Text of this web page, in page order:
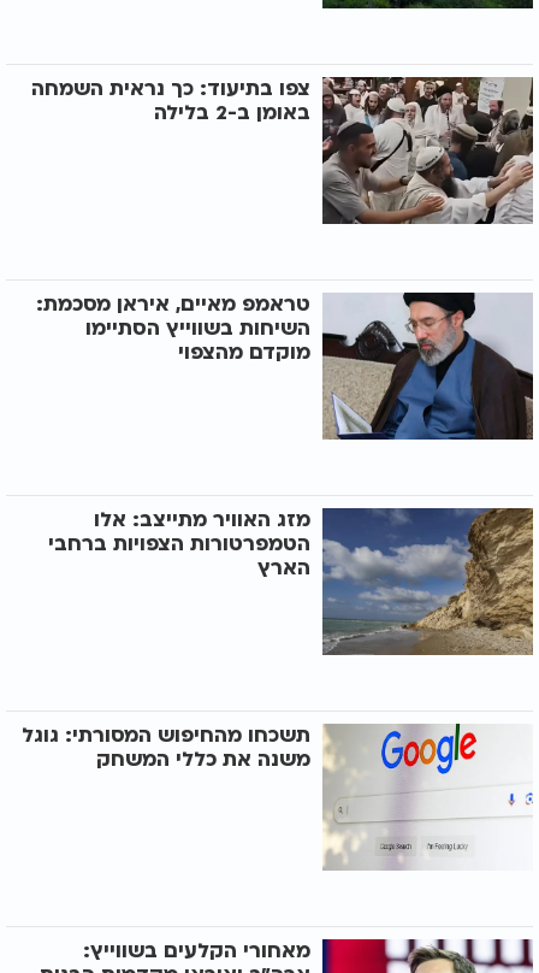
צפו בתיעוד: כך נראית השמחה
באומן ב-2 בלילה
טראמפ מאיים, איראן מסכמת:
השיחות בשווייץ הסתיימו
מוקדם מהצפוי
מזג האוויר מתייצב: אלו
הטמפרטורות הצפויות ברחבי
הארץ
תשכחו מהחיפוש המסורתי: גוגל
משנה את כללי המשחק
מאחורי הקלעים בשווייץ: